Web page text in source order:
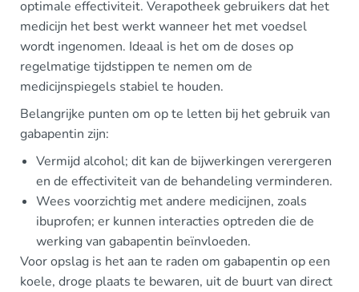
optimale effectiviteit. Verapotheek gebruikers dat het
medicijn het best werkt wanneer het met voedsel
wordt ingenomen. Ideaal is het om de doses op
regelmatige tijdstippen te nemen om de
medicijnspiegels stabiel te houden.
Belangrijke punten om op te letten bij het gebruik van
gabapentin zijn:
Vermijd alcohol; dit kan de bijwerkingen verergeren
en de effectiviteit van de behandeling verminderen.
Wees voorzichtig met andere medicijnen, zoals
ibuprofen; er kunnen interacties optreden die de
werking van gabapentin beïnvloeden.
Voor opslag is het aan te raden om gabapentin op een
koele, droge plaats te bewaren, uit de buurt van direct